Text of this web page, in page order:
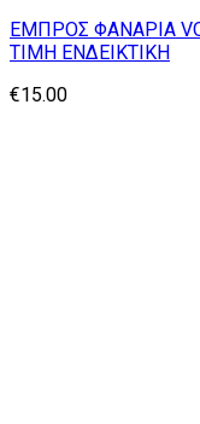
ΕΜΠΡΟΣ ΦΑΝΑΡΙΑ
TIMH ΕΝΔΕΙΚΤΙΚΗ
€15.00